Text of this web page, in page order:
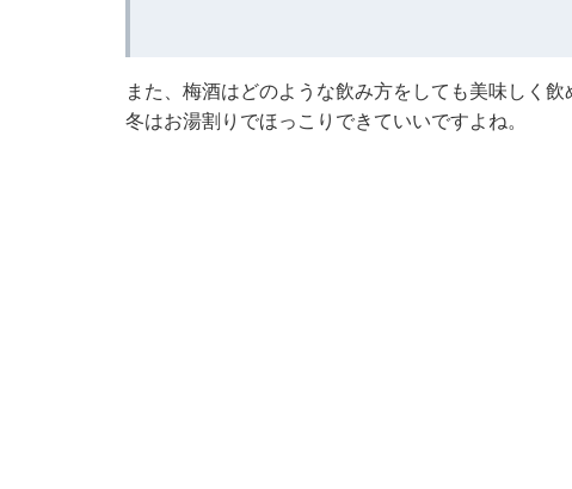
また、梅酒はどのような飲み方をしても美味しく
冬はお湯割りでほっこりできていいですよね。